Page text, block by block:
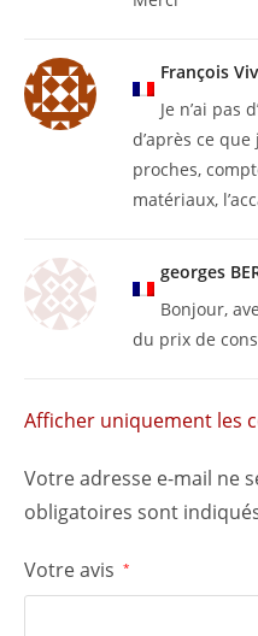
François
Je n’ai pas
d’après ce
proches,
matériaux,
georges
Bonjour,
du prix de
Afficher uniquement les
Votre adresse e-mail ne
obligatoires sont
Votre avis *